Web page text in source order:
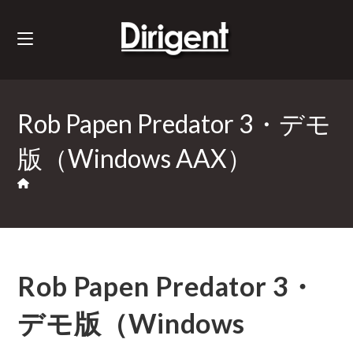
Rob Papen Predator 3・デモ
版（Windows AAX）
Rob Papen Predator 3・
デモ版（Windows